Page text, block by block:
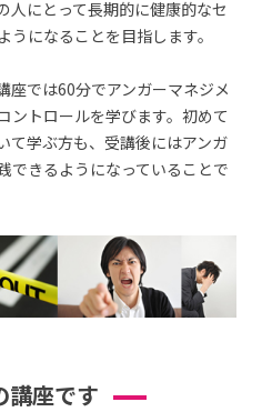
人にとって長期的に健康的なセ
になることを目指します。
座では60分でアンガーマネジメ
ントロールを学びます。初めて
て学ぶ方も、受講後にはアンガ
できるようになっていることで
講座です